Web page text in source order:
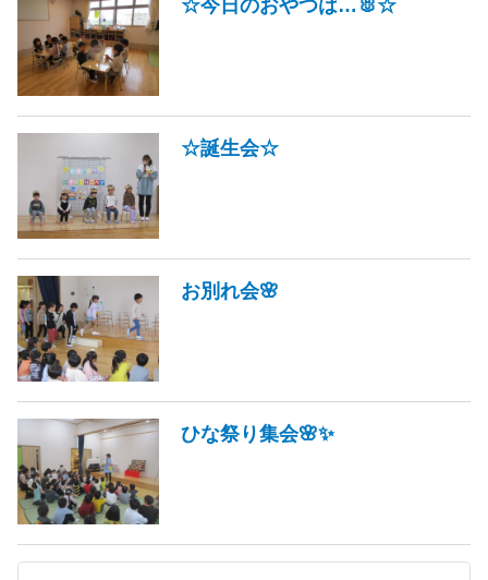
☆誕生会☆
お別れ会🌸
ひな祭り集会🌸✨